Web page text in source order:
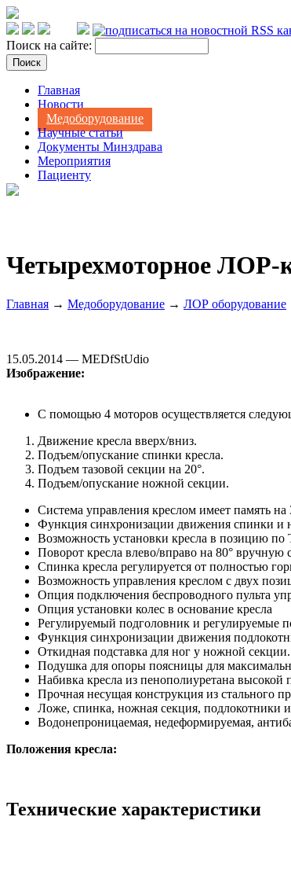
Поиск на сайте:
Главная
Новости
Медоборудование
Научные статьи
Документы Минздрава
Мероприятия
Пациенту
Четырехмоторное ЛОР-
Главная → Медоборудование → ЛОР оборудование
15.05.2014 — MEDfStUdio
Изображение:
С помощью 4 моторов осуществляется
Движение кресла вверх/вниз.
Подъем/опускание спинки кресла.
Подъем тазовой секции на 20°.
Подъем/опускание ножной секции.
Система управления креслом имеет память
Функция синхронизации движения спинки и
Возможность установки кресла в позицию по
Поворот кресла влево/вправо на 80°
Спинка кресла регулируется от полностью
Возможность управления креслом с двух
Опция подключения беспроводного пульта
Опция установки колес в основание кресла
Регулируемый подголовник и регулируемые
Функция синхронизации движения
Откидная подставка для ног у ножной секции.
Подушка для опоры поясницы для
Набивка кресла из пенополиуретана высокой
Прочная несущая конструкция из стального
Ложе, спинка, ножная секция, подлокотники
Водонепроницаемая, недеформируемая,
Положения кресла:
Технические характеристики